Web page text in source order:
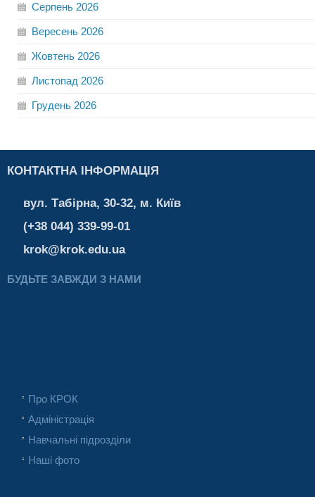
Серпень 2026
Вересень 2026
Жовтень 2026
Листопад 2026
Грудень 2026
КОНТАКТНА ІНФОРМАЦІЯ
вул. Табірна, 30-32, м. Київ
(+38 044) 339-99-01
krok@krok.edu.ua
БУДЬТЕ ЗАВЖДИ З НАМИ
Про КРОК
Адміністрація
Навчальні підрозділи
Наші фото